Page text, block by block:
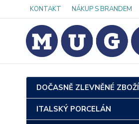
KONTAKT NÁKUP S BRANDEM
DOČASNĚ ZLEVNĚNÉ ZBOŽÍ
ITALSKÝ PORCELÁN